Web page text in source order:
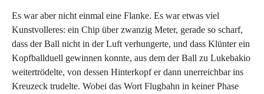
Es war aber nicht einmal eine Flanke. Es war etwas viel
Kunstvolleres: ein Chip über zwanzig Meter, gerade so scharf,
dass der Ball nicht in der Luft verhungerte, und dass Klünter ein
Kopfballduell gewinnen konnte, aus dem der Ball zu Lukebakio
weitertrödelte, von dessen Hinterkopf er dann unerreichbar ins
Kreuzeck trudelte. Wobei das Wort Flugbahn in keiner Phase